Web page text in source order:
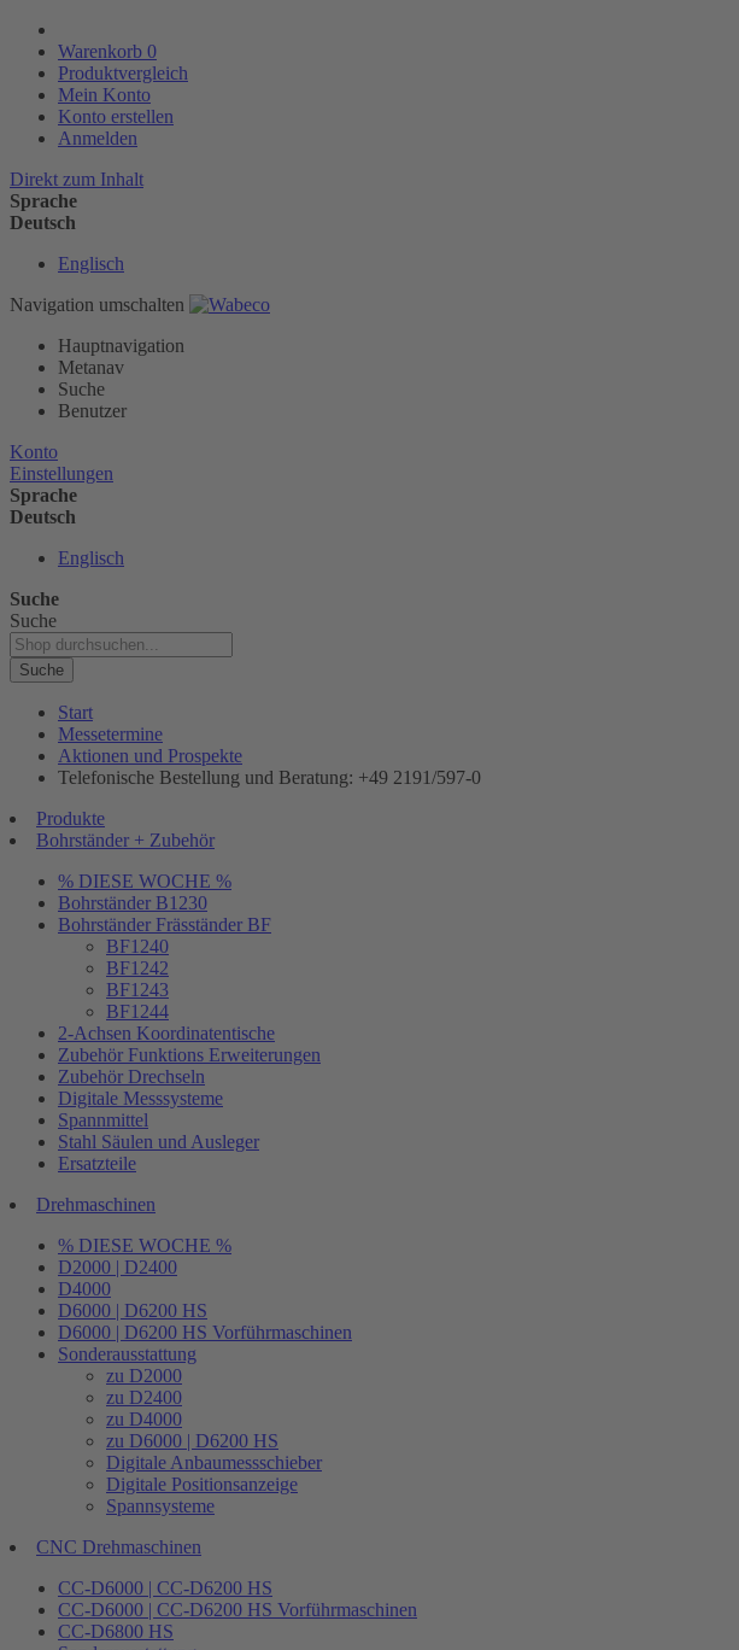
Warenkorb 0
Produktvergleich
Mein Konto
Konto erstellen
Anmelden
Direkt zum Inhalt
Sprache
Deutsch
Englisch
Navigation umschalten
Hauptnavigation
Metanav
Suche
Benutzer
Konto
Einstellungen
Sprache
Deutsch
Englisch
Suche
Suche
Suche
Start
Messetermine
Aktionen und Prospekte
Telefonische Bestellung und Beratung: +49 2191/597-0
Produkte
Bohrständer + Zubehör
% DIESE WOCHE %
Bohrständer B1230
Bohrständer Fräsständer BF
BF1240
BF1242
BF1243
BF1244
2-Achsen Koordinatentische
Zubehör Funktions Erweiterungen
Zubehör Drechseln
Digitale Messsysteme
Spannmittel
Stahl Säulen und Ausleger
Ersatzteile
Drehmaschinen
% DIESE WOCHE %
D2000 | D2400
D4000
D6000 | D6200 HS
D6000 | D6200 HS Vorführmaschinen
Sonderausstattung
zu D2000
zu D2400
zu D4000
zu D6000 | D6200 HS
Digitale Anbaumessschieber
Digitale Positionsanzeige
Spannsysteme
CNC Drehmaschinen
CC-D6000 | CC-D6200 HS
CC-D6000 | CC-D6200 HS Vorführmaschinen
CC-D6800 HS